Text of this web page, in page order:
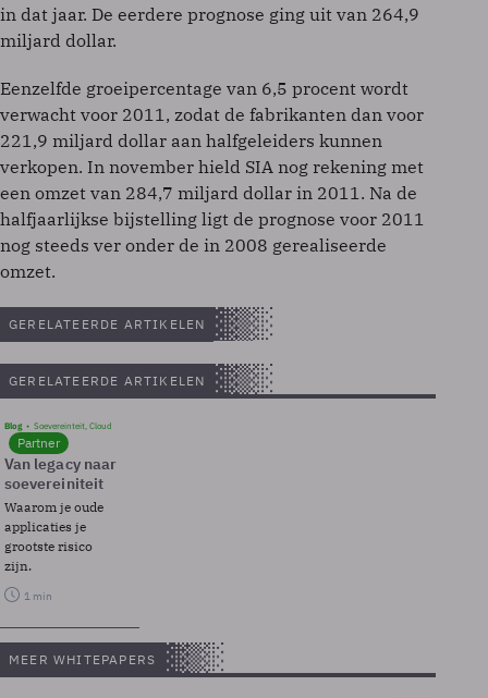
in dat jaar. De eerdere prognose ging uit van 264,9
miljard dollar.
Eenzelfde groeipercentage van 6,5 procent wordt
verwacht voor 2011, zodat de fabrikanten dan voor
221,9 miljard dollar aan halfgeleiders kunnen
verkopen. In november hield SIA nog rekening met
een omzet van 284,7 miljard dollar in 2011. Na de
halfjaarlijkse bijstelling ligt de prognose voor 2011
nog steeds ver onder de in 2008 gerealiseerde
omzet.
GERELATEERDE ARTIKELEN
GERELATEERDE ARTIKELEN
Blog Soevereinteit, Cloud
Partner
Van legacy naar
soevereiniteit
Waarom je oude
applicaties je
grootste risico
zijn.
1 min
MEER WHITEPAPERS